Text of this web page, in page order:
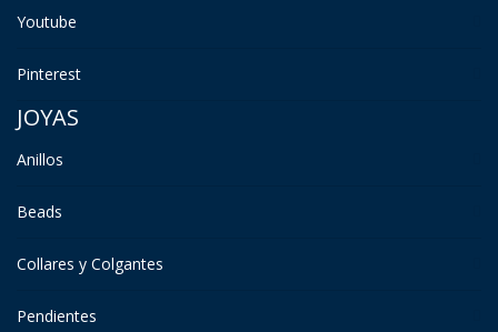
Youtube
Pinterest
JOYAS
Anillos
Beads
Collares y Colgantes
Pendientes